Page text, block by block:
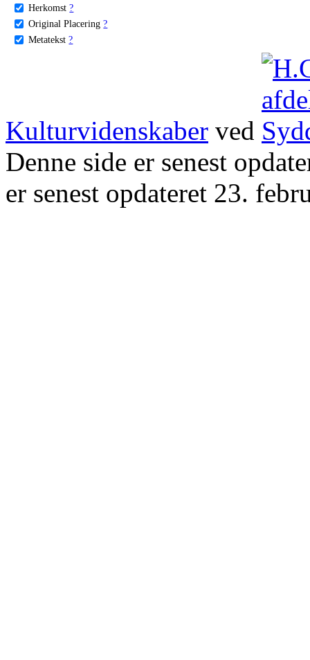
Herkomst ?
Original Placering ?
Metatekst ?
Kulturvidenskaber ved
Denne side er senest
er senest opdateret 23.